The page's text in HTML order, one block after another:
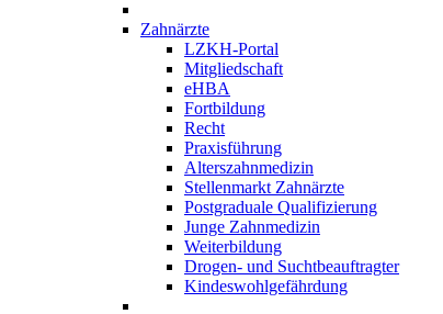
Zahnärzte
LZKH-Portal
Mitgliedschaft
eHBA
Fortbildung
Recht
Praxisführung
Alterszahnmedizin
Stellenmarkt Zahnärzte
Postgraduale Qualifizierung
Junge Zahnmedizin
Weiterbildung
Drogen- und Suchtbeauftragter
Kindeswohlgefährdung